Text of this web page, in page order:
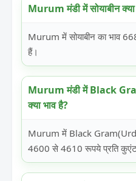
Murum मंडी में सोयाबीन क्या
Murum में सोयाबीन का भाव
हैं।
Murum मंडी में Black
क्या भाव है?
Murum में Black
4600 से 4610 रूपये प्रति